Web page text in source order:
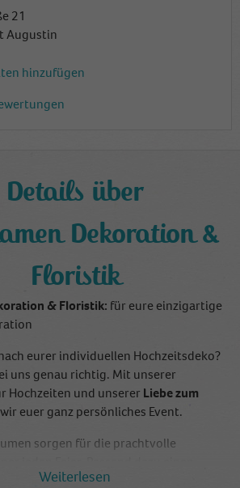
21
Augustin
hinzufügen
Details über
Dekoration &
Floristik
& Floristik: für eure einzigartige
eurer individuellen Hochzeitsdeko?
uns genau richtig. Mit unserer
Hochzeiten und unserer Liebe zum
euer ganz persönliches Event.
sorgen für die prachtvolle
der den Stil der festlich